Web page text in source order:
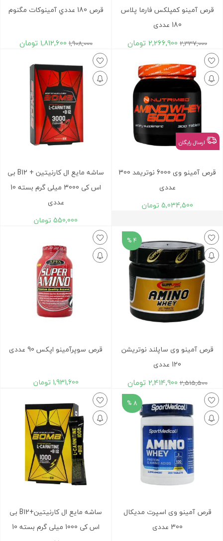
قرص آمینو کمپلکس فارما پلاس
180 عددی
2,337,000
2,266,900 تومان
قرص 180 عددي آمينوکات مگنوم
1,908,000
1,812,600 تومان
ارسال رایگان
قرص آمینو وی 6000 نوتریمد 300
عددی
5,034,500 تومان
ساشه مايع ال کارنيتين + B12 بی
اس کی 3000 میلی گرم بسته 10
عددی
550,000 تومان
4 %
قرص آمینو وی ساپلند نوتریشن
120 عددی
2,515,500
2,414,900 تومان
قرص سوپرآمینو اپکس 90 عددی
1,931,600 تومان
8 %
قرص آمینو وی اسپرت مدیکال
300 عددی
ساشه مايع ال کارنيتين+B12 بی
اس کی 1000 میلی گرم بسته 10